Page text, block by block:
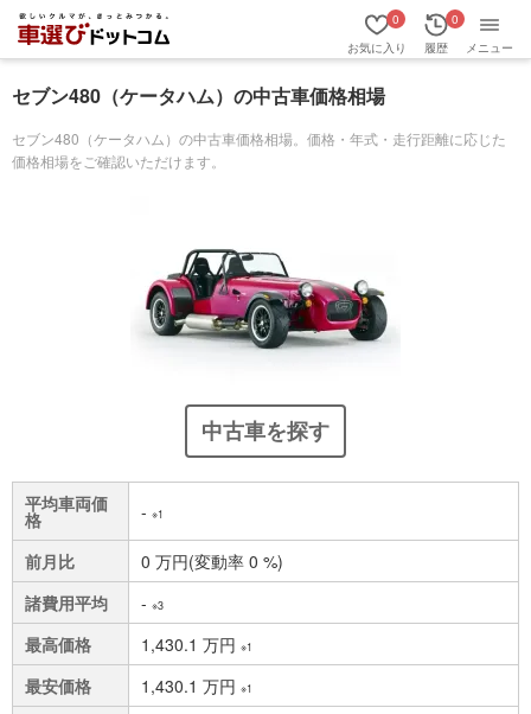
お気に入り
0
履歴
0
メニュー
セブン480（ケータハム）の中古車価格相場
セブン480（ケータハム）の中古車価格相場。価格・年式・走行距離に応じた
価格相場をご確認いただけます。
中古車を探す
平均車両価
格 - ※1
前月比
0 万円(変動率 0 %)
諸費用平均
- ※3
最高価格 1,430.1 万円 ※1
最安価格 1,430.1 万円 ※1